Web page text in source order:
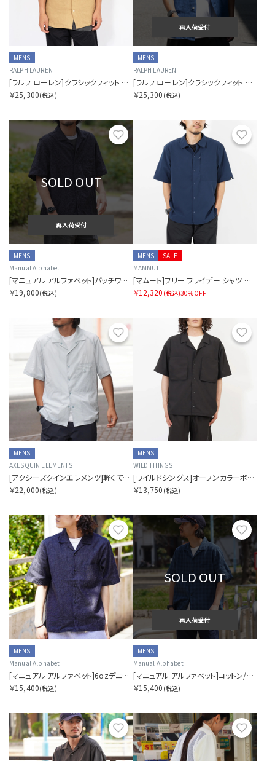
MENS
RALPH LAUREN
[ラルフ ローレン]クラシックフィット リネン キャンプ シャツ
￥25,300(税込)
再入荷受付
MENS
RALPH LAUREN
[ラルフ ローレン]クラシックフィット リネン キャンプ シャツ
￥25,300 (税込)
お気に入り
SOLD OUT
再入荷受付
MENS
Manual Alphabet
[マニュアル アルファベット]パッチワーク レース オープンカラーシャツ SORA別注
￥19,800(税込)
SALE
MENS
MAMMUT
[マムート]フリー フライデー シャツ アジアンフィット
￥12,320 (税込)30%OFF
お気に入り
MENS
AXESQUIN ELEMENTS
[アクシーズクインエレメンツ]軽くて涼しい半袖シャツ
￥22,000(税込)
MENS
WILD THINGS
[ワイルドシングス]オープンカラーポケットシャツ
￥13,750 (税込)
お気に入り
MENS
Manual Alphabet
[マニュアル アルファベット]6ozデニム オープンカラー ショートスリーブシャツ
￥15,400(税込)
SOLD OUT
再入荷受付
MENS
Manual Alphabet
[マニュアル アルファベット]コットン/シルク オープンカラー ショートスリーブシャツ
￥15,400 (税込)
お気に入り